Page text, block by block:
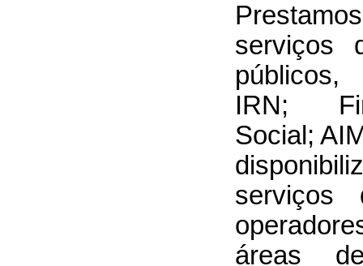
serviços
públicos,
IRN;
Social;
áreas